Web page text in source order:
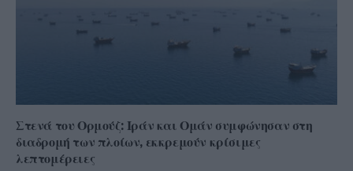
Στενά του Ορμούζ: Ιράν και Ομάν συμφώνησαν στη
διαδρομή των πλοίων, εκκρεμούν κρίσιμες
λεπτομέρειες